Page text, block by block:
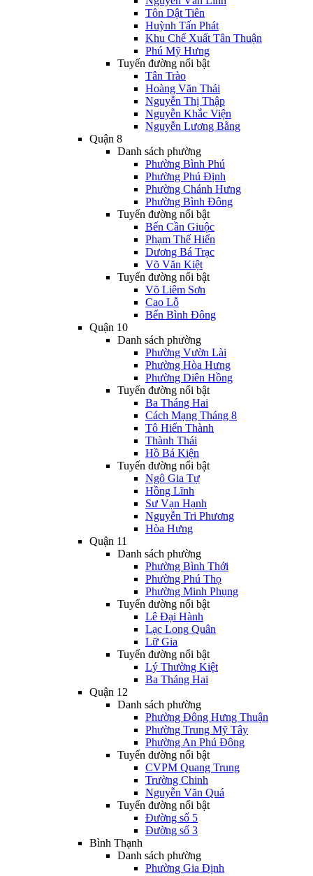
Tôn Dật Tiên
Huỳnh Tấn Phát
Khu Chế Xuất Tân Thuận
Phú Mỹ Hưng
Tuyến đường nổi bật
Tân Trào
Hoàng Văn Thái
Nguyễn Thị Thập
Nguyễn Khắc Viện
Nguyễn Lương Bằng
Quận 8
Danh sách phường
Phường Bình Phú
Phường Phú Định
Phường Chánh Hưng
Phường Bình Đông
Tuyến đường nổi bật
Bến Cần Giuộc
Phạm Thế Hiển
Dương Bá Trạc
Võ Văn Kiệt
Tuyến đường nổi bật
Võ Liêm Sơn
Cao Lỗ
Bến Bình Đông
Quận 10
Danh sách phường
Phường Vườn Lài
Phường Hòa Hưng
Phường Diên Hồng
Tuyến đường nổi bật
Ba Tháng Hai
Cách Mạng Tháng 8
Tô Hiến Thành
Thành Thái
Hồ Bá Kiện
Tuyến đường nổi bật
Ngô Gia Tự
Hồng Lĩnh
Sư Vạn Hạnh
Nguyễn Tri Phương
Hòa Hưng
Quận 11
Danh sách phường
Phường Bình Thới
Phường Phú Thọ
Phường Minh Phụng
Tuyến đường nổi bật
Lê Đại Hành
Lạc Long Quân
Lữ Gia
Tuyến đường nổi bật
Lý Thường Kiệt
Ba Tháng Hai
Quận 12
Danh sách phường
Phường Đông Hưng Thuận
Phường Trung Mỹ Tây
Phường An Phú Đông
Tuyến đường nổi bật
CVPM Quang Trung
Trường Chinh
Nguyễn Văn Quá
Tuyến đường nổi bật
Đường số 5
Đường số 3
Bình Thạnh
Danh sách phường
Phường Gia Định